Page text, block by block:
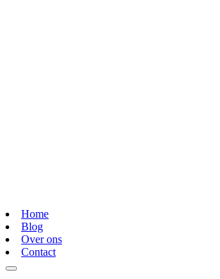
Home
Blog
Over ons
Contact